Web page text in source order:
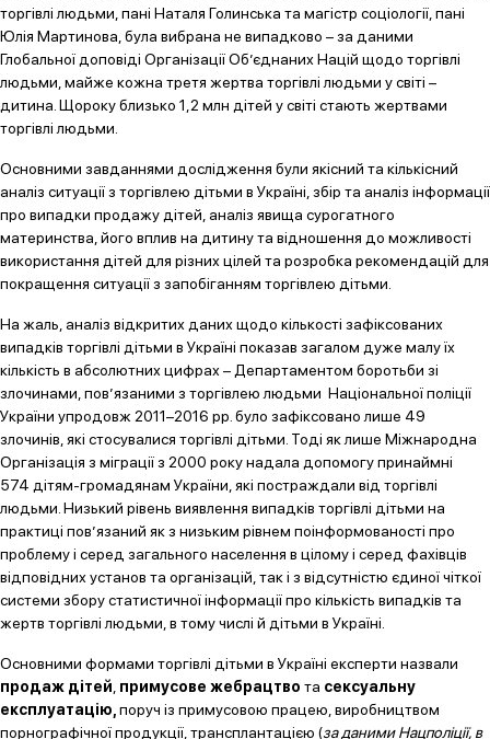
торгівлі людьми, пані Наталя Голинська та магістр соціології, пані
Юлія Мартинова, була вибрана не випадково – за даними
Глобальної доповіді Організації Об’єднаних Націй щодо торгівлі
людьми, майже кожна третя жертва торгівлі людьми у світі –
дитина. Щороку близько 1,2 млн дітей у світі стають жертвами
торгівлі людьми.
Основними завданнями дослідження були якісний та кількісний
аналіз ситуації з торгівлею дітьми в Україні, збір та аналіз інформації
про випадки продажу дітей, аналіз явища сурогатного
материнства, його вплив на дитину та відношення до можливості
використання дітей для різних цілей та розробка рекомендацій для
покращення ситуації з запобіганням торгівлею дітьми.
На жаль, аналіз відкритих даних щодо кількості зафіксованих
випадків торгівлі дітьми в Україні показав загалом дуже малу їх
кількість в абсолютних цифрах – Департаментом боротьби зі
злочинами, пов’язаними з торгівлею людьми Національної поліції
України упродовж 2011–2016 рр. було зафіксовано лише 49
злочинів, які стосувалися торгівлі дітьми. Тоді як лише Міжнародна
Організація з міграції з 2000 року надала допомогу принаймні
574 дітям-громадянам України, які постраждали від торгівлі
людьми. Низький рівень виявлення випадків торгівлі дітьми на
практиці пов’язаний як з низьким рівнем поінформованості про
проблему і серед загального населення в цілому і серед фахівців
відповідних установ та організацій, так і з відсутністю єдиної чіткої
системи збору статистичної інформації про кількість випадків та
жертв торгівлі людьми, в тому числі й дітьми в Україні.
Основними формами торгівлі дітьми в Україні експерти назвали
продаж дітей примусове жебрацтво та сексуальну
експлуатацію, поруч із примусовою працею, виробництвом
порнографічної продукції, трансплантацією (за даними Нацполіції, в